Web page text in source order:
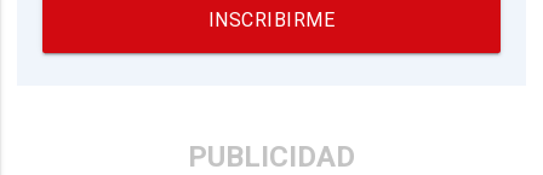
INSCRIBIRME
PUBLICIDAD